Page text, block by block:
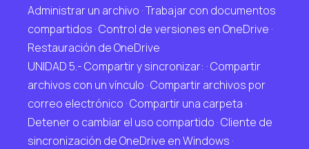
Administrar un archivo · Trabajar con documentos
compartidos · Control de versiones en OneDrive ·
Restauración de OneDrive
UNIDAD 5.- Compartir y sincronizar: · Compartir
archivos con un vínculo · Compartir archivos por
correo electrónico · Compartir una carpeta ·
Detener o cambiar el uso compartido · Cliente de
sincronización de OneDrive en Windows ·